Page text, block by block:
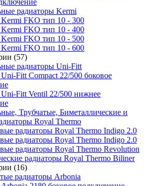
радиаторы Kermi
FKO тип 10 - 300
FKO тип 10 - 400
FKO тип 10 - 500
FKO тип 10 - 600
(57)
радиаторы Uni-Fitt
Fitt Compact 22/500 боковое
Fitt Ventil 22/500 нижнее
Трубчатые, Биметаллические и
Royal Thermo
радиаторы Royal Thermo Indigo 2.0
радиаторы Royal Thermo Indigo 2.0
радиаторы Royal Thermo Revolution
радиаторы Royal Thermo Biliner
(16)
радиаторы Arbonia